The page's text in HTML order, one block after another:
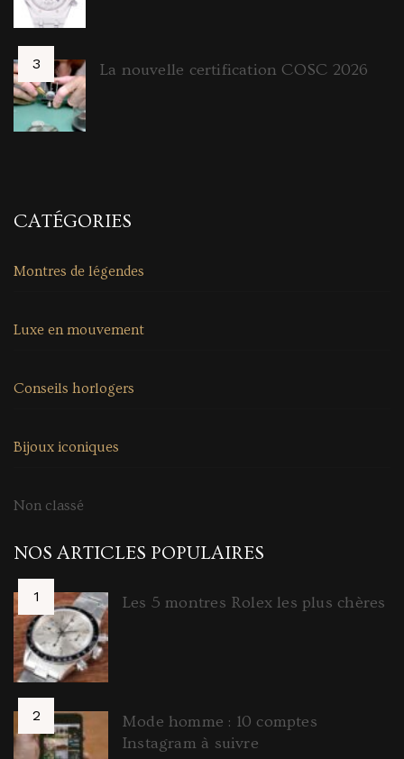
La nouvelle certification COSC 2026
CATÉGORIES
Montres de légendes
Luxe en mouvement
Conseils horlogers
Bijoux iconiques
Non classé
NOS ARTICLES POPULAIRES
Les 5 montres Rolex les plus chères
Mode homme : 10 comptes
Instagram à suivre